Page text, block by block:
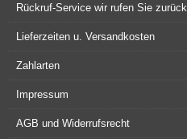
Rückruf-Service wir rufen Sie zurück
Lieferzeiten u. Versandkosten
Zahlarten
Impressum
AGB und Widerrufsrecht